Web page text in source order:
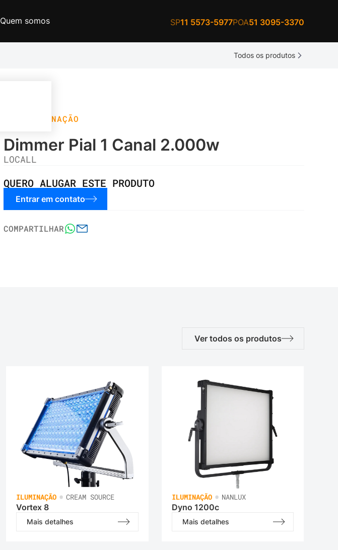
Quem somos SP11 5573-5977POA51 3095-3370
Todos os produtos
ILUMINAÇÃO
Dimmer Pial 1 Canal 2.000w
LOCALL
QUERO ALUGAR ESTE PRODUTO
Entrar em contato
COMPARTILHAR
Ver todos os produtos
ILUMINAÇÃO •CREAM SOURCE
Vortex 8
Mais detalhes
ILUMINAÇÃO• NANLUX
Dyno 1200c
Mais detalhes